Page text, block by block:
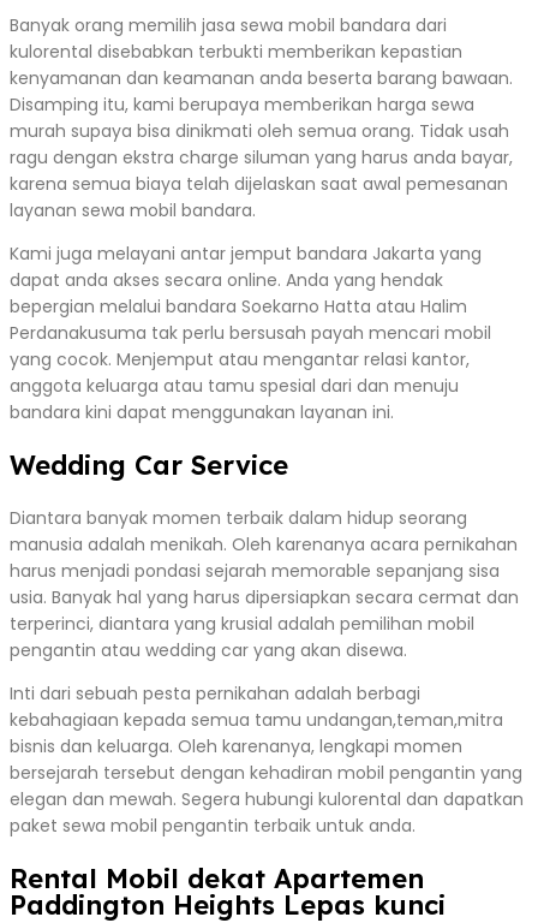
Banyak orang memilih jasa sewa mobil bandara dari
kulorental disebabkan terbukti memberikan kepastian
kenyamanan dan keamanan anda beserta barang bawaan.
Disamping itu, kami berupaya memberikan harga sewa
murah supaya bisa dinikmati oleh semua orang. Tidak usah
ragu dengan ekstra charge siluman yang harus anda bayar,
karena semua biaya telah dijelaskan saat awal pemesanan
layanan sewa mobil bandara.
Kami juga melayani antar jemput bandara Jakarta yang
dapat anda akses secara online. Anda yang hendak
bepergian melalui bandara Soekarno Hatta atau Halim
Perdanakusuma tak perlu bersusah payah mencari mobil
yang cocok. Menjemput atau mengantar relasi kantor,
anggota keluarga atau tamu spesial dari dan menuju
bandara kini dapat menggunakan layanan ini.
Wedding Car Service
Diantara banyak momen terbaik dalam hidup seorang
manusia adalah menikah. Oleh karenanya acara pernikahan
harus menjadi pondasi sejarah memorable sepanjang sisa
usia. Banyak hal yang harus dipersiapkan secara cermat dan
terperinci, diantara yang krusial adalah pemilihan mobil
pengantin atau wedding car yang akan disewa.
Inti dari sebuah pesta pernikahan adalah berbagi
kebahagiaan kepada semua tamu undangan,teman,mitra
bisnis dan keluarga. Oleh karenanya, lengkapi momen
bersejarah tersebut dengan kehadiran mobil pengantin yang
elegan dan mewah. Segera hubungi kulorental dan dapatkan
paket sewa mobil pengantin terbaik untuk anda.
Rental Mobil dekat Apartemen
Paddington Heights Lepas kunci